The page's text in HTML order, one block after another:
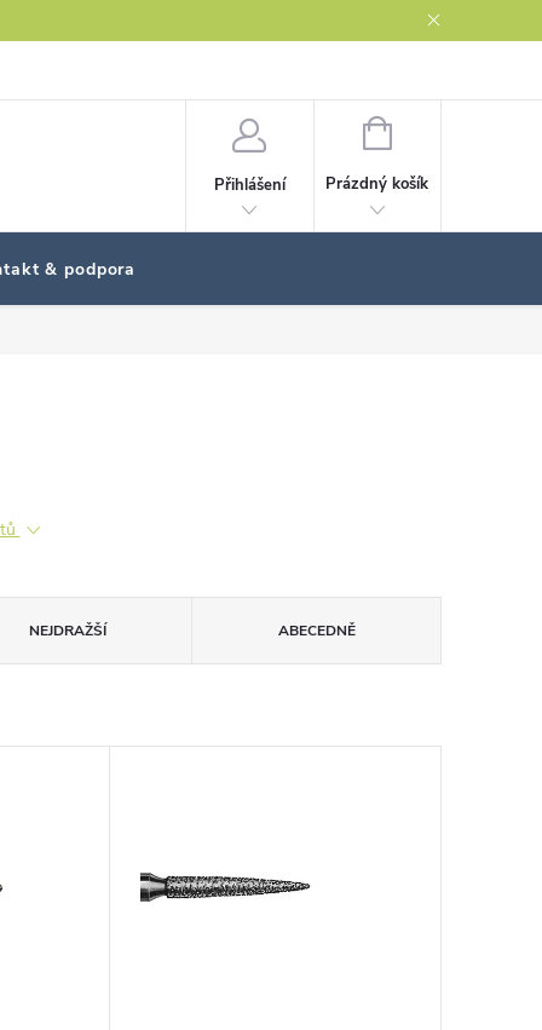
Přihlášení
NÁKUPNÍ
Prázdný košík
& podpora
NEJDRAŽŠÍ ABECEDNĚ